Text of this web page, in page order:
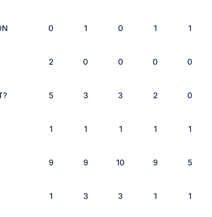
0 1 0 1 1
2 0 0 0 0
5 3 3 2 0
1 1 1 1 1
9 9 10 9 5
1 3 3 1 1